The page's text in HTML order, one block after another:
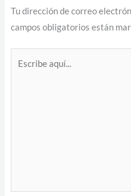
Tu dirección de correo
campos obligatorios están